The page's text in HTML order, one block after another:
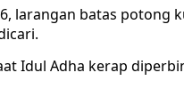
larangan batas potong
Idul Adha kerap